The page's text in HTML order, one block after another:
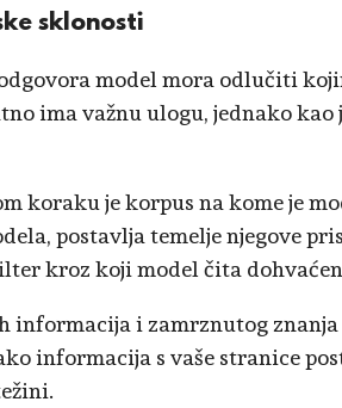
sklonosti
model mora odlučiti
ima važnu ulogu, jednako kao
koraku je korpus na kome je
postavlja temelje njegove
kroz koji model čita
informacija i zamrznutog
informacija s vaše stranice